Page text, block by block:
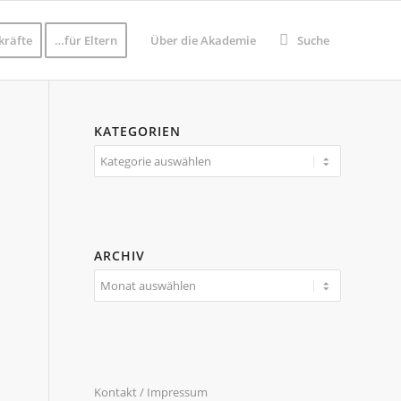
…für Eltern Über die Akademie Suche
KATEGORIEN
Kategorien
ARCHIV
Kontakt / Impressum